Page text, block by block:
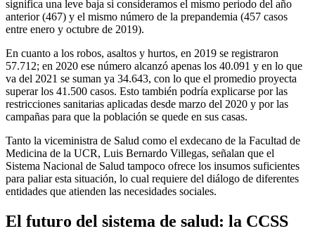
significa una leve baja si consideramos el mismo periodo del año
anterior (467) y el mismo número de la prepandemia (457 casos
entre enero y octubre de 2019).
En cuanto a los robos, asaltos y hurtos, en 2019 se registraron
57.712; en 2020 ese número alcanzó apenas los 40.091 y en lo que
va del 2021 se suman ya 34.643, con lo que el promedio proyecta
superar los 41.500 casos. Esto también podría explicarse por las
restricciones sanitarias aplicadas desde marzo del 2020 y por las
campañas para que la población se quede en sus casas.
Tanto la viceministra de Salud como el exdecano de la Facultad de
Medicina de la UCR, Luis Bernardo Villegas, señalan que el
Sistema Nacional de Salud tampoco ofrece los insumos suficientes
para paliar esta situación, lo cual requiere del diálogo de diferentes
entidades que atienden las necesidades sociales.
El futuro del sistema de salud: la CCSS